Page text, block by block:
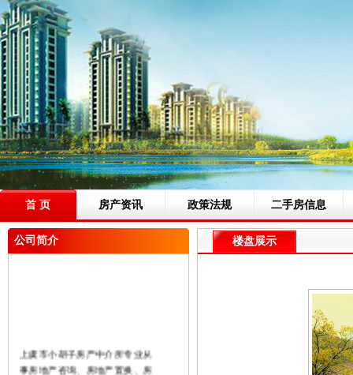
首 页 房产资讯 政策法规 二手房信息
公司简介
上虞市小胡子房产中介所专业从
事房地产咨询、房地产置换、房
楼盘展示